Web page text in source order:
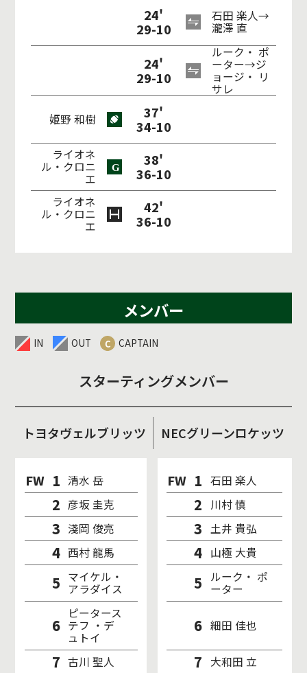
24'
29-10
石田 楽人→
瀧澤 直
24'
29-10
ルーク・ ポ
ーター→ジ
ョージ・ リ
サレ
姫野 和樹
37'
34-10
ライオネ
ル・クロニ
エ
38'
36-10
ライオネ
ル・クロニ
エ
42'
36-10
メンバー
IN OUT CAPTAIN
スターティングメンバー
トヨタヴェルブリッツ NECグリーンロケッツ
FW 1 清水 岳 FW 1 石田 楽人
2 彦坂 圭克 2 川村 慎
3 淺岡 俊亮 3 土井 貴弘
4 西村 龍馬 4 山極 大貴
5 マイケル・
アラダイス 5 ルーク・ ポ
ーター
6
ピータース
テフ ・デ
ュトイ
6 細田 佳也
7 古川 聖人 7 大和田 立